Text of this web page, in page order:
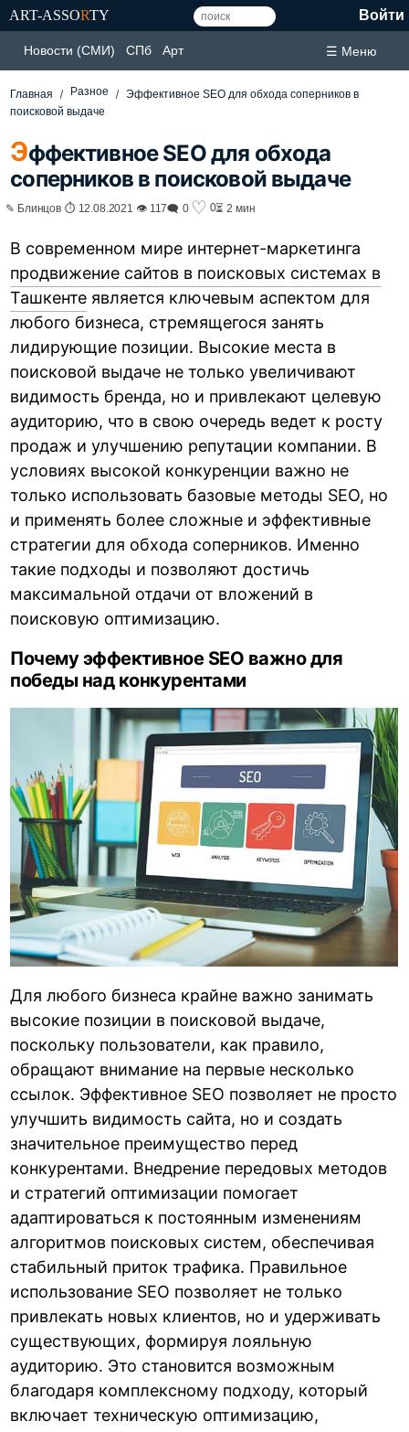
ART-ASSORTY Войти
Новости (СМИ) СПб Арт ☰ Меню
Главная Разное
Эффективное SEO для обхода соперников в
поисковой выдаче
Эффективное SEO для обхода
соперников в поисковой выдаче
✎ Блинцов ⏱ 12.08.2021 👁 117🗨 0 ♡ 0⏳ 2 мин
В современном мире интернет-маркетинга
продвижение сайтов в поисковых системах в
Ташкенте является ключевым аспектом для
любого бизнеса, стремящегося занять
лидирующие позиции. Высокие места в
поисковой выдаче не только увеличивают
видимость бренда, но и привлекают целевую
аудиторию, что в свою очередь ведет к росту
продаж и улучшению репутации компании. В
условиях высокой конкуренции важно не
только использовать базовые методы SEO, но
и применять более сложные и эффективные
стратегии для обхода соперников. Именно
такие подходы и позволяют достичь
максимальной отдачи от вложений в
поисковую оптимизацию.
Почему эффективное SEO важно для
победы над конкурентами
Для любого бизнеса крайне важно занимать
высокие позиции в поисковой выдаче,
поскольку пользователи, как правило,
обращают внимание на первые несколько
ссылок. Эффективное SEO позволяет не просто
улучшить видимость сайта, но и создать
значительное преимущество перед
конкурентами. Внедрение передовых методов
и стратегий оптимизации помогает
адаптироваться к постоянным изменениям
алгоритмов поисковых систем, обеспечивая
стабильный приток трафика. Правильное
использование SEO позволяет не только
привлекать новых клиентов, но и удерживать
существующих, формируя лояльную
аудиторию. Это становится возможным
благодаря комплексному подходу, который
включает техническую оптимизацию,